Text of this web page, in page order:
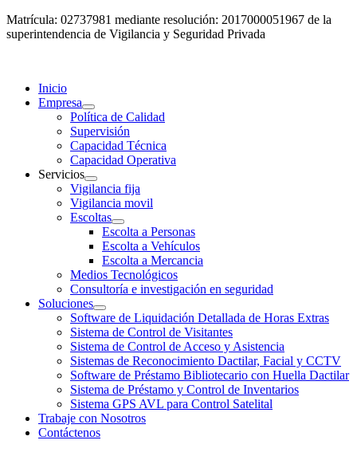
Matrícula: 02737981 mediante resolución: 2017000051967 de la
superintendencia de Vigilancia y Seguridad Privada
Inicio
Empresa
Política de Calidad
Supervisión
Capacidad Técnica
Capacidad Operativa
Servicios
Vigilancia fija
Vigilancia movil
Escoltas
Escolta a Personas
Escolta a Vehículos
Escolta a Mercancia
Medios Tecnológicos
Consultoría e investigación en seguridad
Soluciones
Software de Liquidación Detallada de Horas Extras
Sistema de Control de Visitantes
Sistema de Control de Acceso y Asistencia
Sistemas de Reconocimiento Dactilar, Facial y CCTV
Software de Préstamo Bibliotecario con Huella Dactilar
Sistema de Préstamo y Control de Inventarios
Sistema GPS AVL para Control Satelital
Trabaje con Nosotros
Contáctenos